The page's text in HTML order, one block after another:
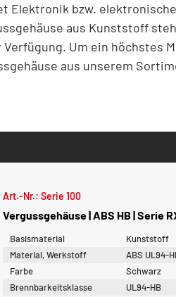
Elektronik bzw.
aus Kunststoff
Verfügung. Um ein höchstes
aus unserem
Art.-Nr.: Serie 100
Vergussgehäuse | ABS HB | Serie
Basismaterial
Kunststoff
Material, Werkstoff
ABS UL94-
Farbe
Schwarz
Brennbarkeitsklasse
UL94-HB